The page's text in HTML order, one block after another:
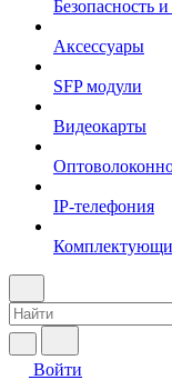
Безопасность
Аксессуары
SFP модули
Видеокарты
IP-телефония
Войти